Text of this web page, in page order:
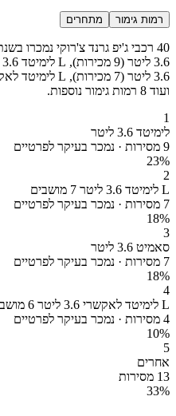
רמות גימור מתחרים
ועוד 8 רמות גימור נוספות.
1
לימיטד 3.6 ליטר
9 מסירות · נמכר בעיקר לפרטיים
23%
2
L לימיטד 3.6 ליטר 7 מושבים
7 מסירות · נמכר בעיקר לפרטיים
18%
3
סאמיט 3.6 ליטר
7 מסירות · נמכר בעיקר לפרטיים
18%
4
L לימיטד לאקשרי 3.6 ליטר 6 מושבים
4 מסירות · נמכר בעיקר לפרטיים
10%
5
אחרים
13 מסירות
33%